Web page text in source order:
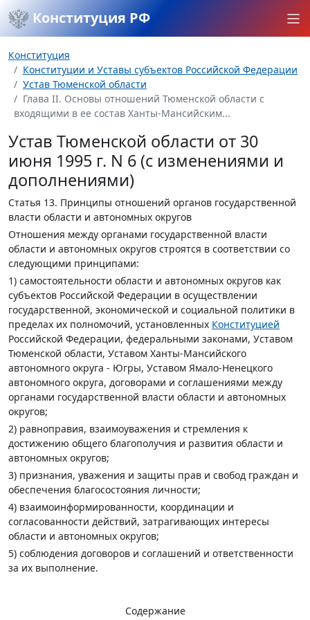
Конституция РФ
Конституция
Конституции и Уставы субъектов Российской Федерации
Устав Тюменской области
Глава II. Основы отношений Тюменской области с
входящими в ее состав Ханты-Мансийским...
Устав Тюменской области от 30
июня 1995 г. N 6 (с изменениями и
дополнениями)
Статья 13. Принципы отношений органов государственной
власти области и автономных округов
Отношения между органами государственной власти
области и автономных округов строятся в соответствии со
следующими принципами:
1) самостоятельности области и автономных округов как
субъектов Российской Федерации в осуществлении
государственной, экономической и социальной политики в
пределах их полномочий, установленных Конституцией
Российской Федерации, федеральными законами, Уставом
Тюменской области, Уставом Ханты-Мансийского
автономного округа - Югры, Уставом Ямало-Ненецкого
автономного округа, договорами и соглашениями между
органами государственной власти области и автономных
округов;
2) равноправия, взаимоуважения и стремления к
достижению общего благополучия и развития области и
автономных округов;
3) признания, уважения и защиты прав и свобод граждан и
обеспечения благосостояния личности;
4) взаимоинформированности, координации и
согласованности действий, затрагивающих интересы
области и автономных округов;
5) соблюдения договоров и соглашений и ответственности
за их выполнение.
Содержание